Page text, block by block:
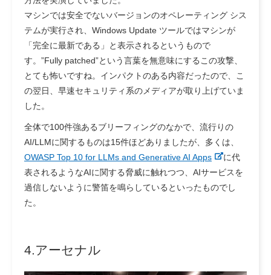
マシンでは安全でないバージョンのオペレーティング シス
テムが実行され、Windows Update ツールではマシンが
「完全に最新である」と表示されるというもので
す。”Fully patched”という言葉を無意味にするこの攻撃、
とても怖いですね。インパクトのある内容だったので、こ
の翌日、早速セキュリティ系のメディアが取り上げていま
した。
全体で100件強あるブリーフィングのなかで、流行りの
AI/LLMに関するものは15件ほどありましたが、多くは、
OWASP Top 10 for LLMs and Generative AI Apps
に代
表されるようなAIに関する脅威に触れつつ、AIサービスを
過信しないように警笛を鳴らしているといったものでし
た。
4.アーセナル